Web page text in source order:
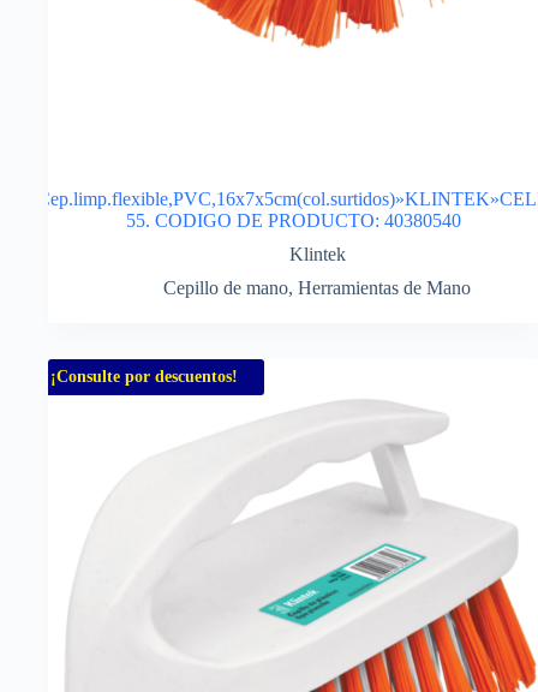
55. CODIGO DE PRODUCTO: 40380540
Klintek
Cepillo de mano, Herramientas de Mano
¡Consulte por descuentos!